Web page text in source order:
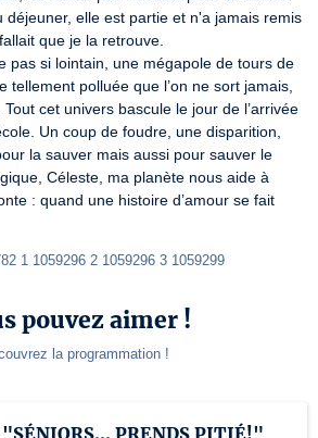
déjeuner, elle est partie et n'a jamais remis
que je la retrouve.
pas si lointain, une mégapole de tours de
tellement polluée que l’on ne sort jamais,
cet univers bascule le jour de l’arrivée
Un coup de foudre, une disparition,
la sauver mais aussi pour sauver le
Céleste, ma planète nous aide à
: quand une histoire d’amour se fait
1 1059296 2 1059296 3 1059299
pouvez aimer !
la programmation !
"SÉNIORS... PRENDS PITIÉ!"